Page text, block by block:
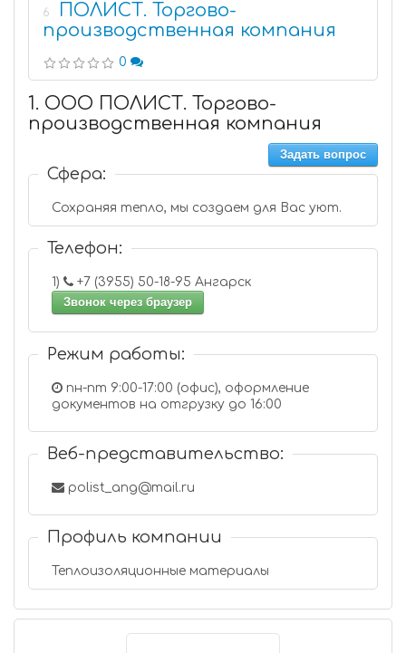
6
ПОЛИСТ. Торгово-
производственная компания
0
1. ООО ПОЛИСТ. Торгово-
производственная компания
Задать вопрос
Сфера:
Сохраняя тепло, мы создаем для Вас уют.
Телефон:
1)
+7 (3955) 50-18-95 Ангарск
Звонок через браузер
Режим работы:
пн-пт 9:00-17:00 (офис), оформление
документов на отгрузку до 16:00
Веб-представительство:
polist_ang@mail.ru
Профиль компании
Теплоизоляционные материалы